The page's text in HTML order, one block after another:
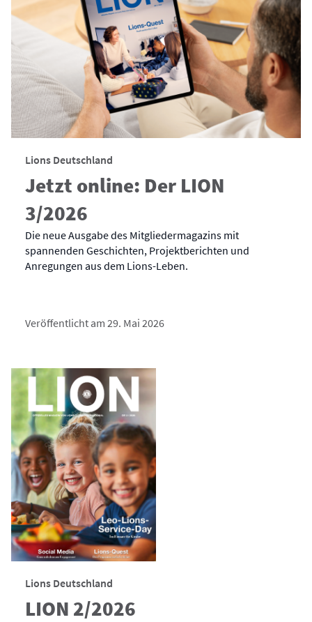
Lions Deutschland
Jetzt online: Der LION
3/2026
Die neue Ausgabe des Mitgliedermagazins mit
spannenden Geschichten, Projektberichten und
Anregungen aus dem Lions-Leben.
Veröffentlicht am 29. Mai 2026
Lions Deutschland
LION 2/2026